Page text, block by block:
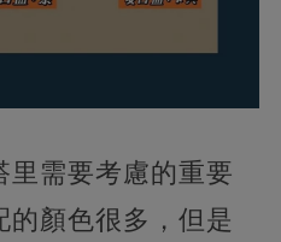
里需要考慮的重要
顏色很多，但是